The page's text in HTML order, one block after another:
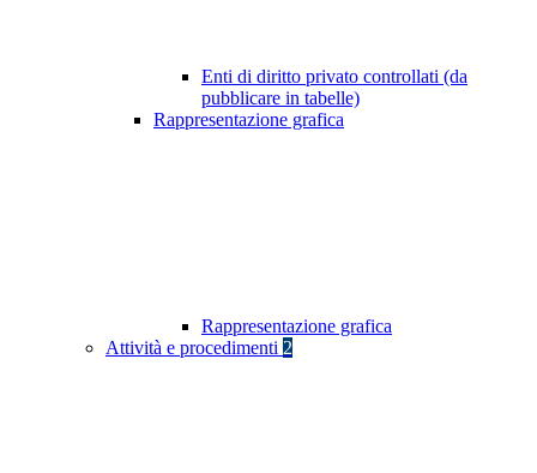
Enti di diritto privato controllati (da
pubblicare in tabelle)
Rappresentazione grafica
Rappresentazione grafica
Attività e procedimenti 2